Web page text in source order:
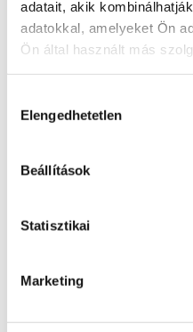
adatait, akik
adatokkal, amelyeket Ön
Ön által használt más
kiválasztása
Elengedhetetlen
Beállítások
Statisztikai
Marketing